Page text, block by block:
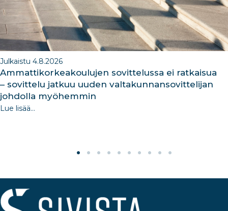
Julkaistu 4.8.2026
Ammattikorkeakoulujen sovittelussa ei ratkaisua
– sovittelu jatkuu uuden valtakunnansovittelijan
johdolla myöhemmin
Lue lisää...